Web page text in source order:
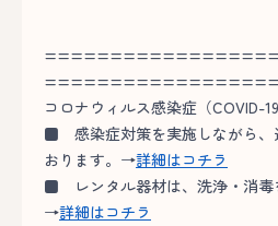
コロナウィルス感染症（COVID-
■ 感染症対策を実施しながら、
おります。→詳細はコチラ
■ レンタル器材は、洗浄・消毒
→詳細はコチラ